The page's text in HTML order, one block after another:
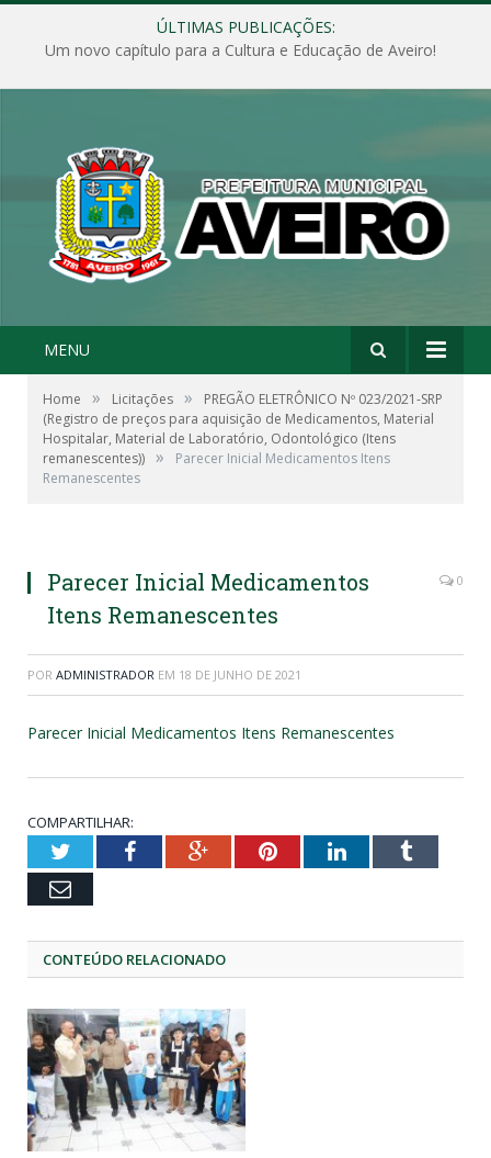
ÚLTIMAS PUBLICAÇÕES:
Um novo capítulo para a Cultura e Educação de Aveiro!
MENU
Home » Licitações »
PREGÃO ELETRÔNICO Nº 023/2021-SRP
(Registro de preços para aquisição de Medicamentos, Material
Hospitalar, Material de Laboratório, Odontológico (Itens
remanescentes)) »
Parecer Inicial Medicamentos Itens
Remanescentes
Parecer Inicial Medicamentos
Itens Remanescentes
0
POR ADMINISTRADOR EM 18 DE JUNHO DE 2021
Parecer Inicial Medicamentos Itens Remanescentes
COMPARTILHAR:
TwitterFacebookGoogle+PinterestLinkedInTumblr
Email
CONTEÚDO RELACIONADO